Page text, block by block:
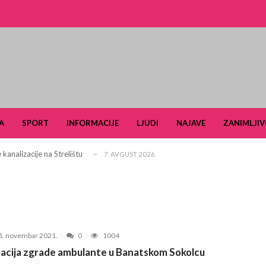
SPORT INFORMACIJE LJUDI NAJAVE
turizam kroz prirodno i kulturno nasle... 27. APRIL 2026.
na Strelištu 7. AVGUST 2026.
a spasavao je narod u Ramu
od 25. do 28. juna
novembar 2021. 0 1004
zgrade ambulante u Banatskom Sokolcu